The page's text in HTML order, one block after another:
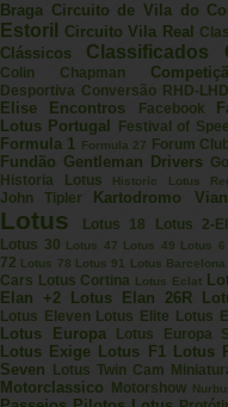
Braga Circuito de Vila do
Estoril
Circuito Vila Real
Clássicos Classificados
Colin Chapman
Desportiva Conversão RHD-LHD
Elise Encontros Facebook
Lotus Portugal
Festival of
Formula 1 Formula 27 Forum
Fundão Gentleman Drivers
Historia Lotus Historic Lotus
John Tipler
Kartodromo
Lotus Lotus 18 Lotus 2-
Lotus 30 Lotus 47 Lotus 49 Lotus 6
72 Lotus 78 Lotus 91 Lotus Barcelona
Cars
Lotus Cortina Lotus Eclat
Elan +2
Lotus Elan 26R
Lotus Eleven Lotus Elite Lotus
Lotus Europa Lotus Europa S
Lotus Exige Lotus F1 Lotus
Seven
Lotus Twin Cam
Motorclassico Motorshow